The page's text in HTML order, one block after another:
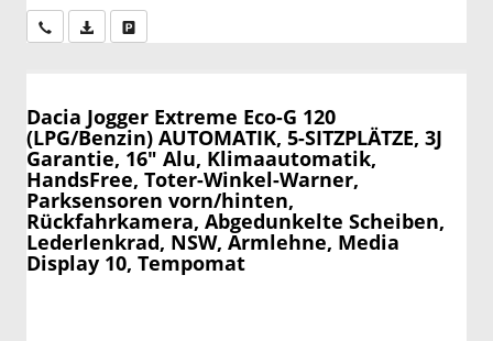
Wir rufen Sie anPDF-Datei, Fahrzeugexposé drucken
Dacia Jogger Extreme Eco-G 120
(LPG/Benzin) AUTOMATIK, 5-SITZPLÄTZE, 3J
Garantie, 16" Alu, Klimaautomatik,
HandsFree, Toter-Winkel-Warner,
Parksensoren vorn/hinten,
Rückfahrkamera, Abgedunkelte Scheiben,
Lederlenkrad, NSW, Armlehne, Media
Display 10, Tempomat